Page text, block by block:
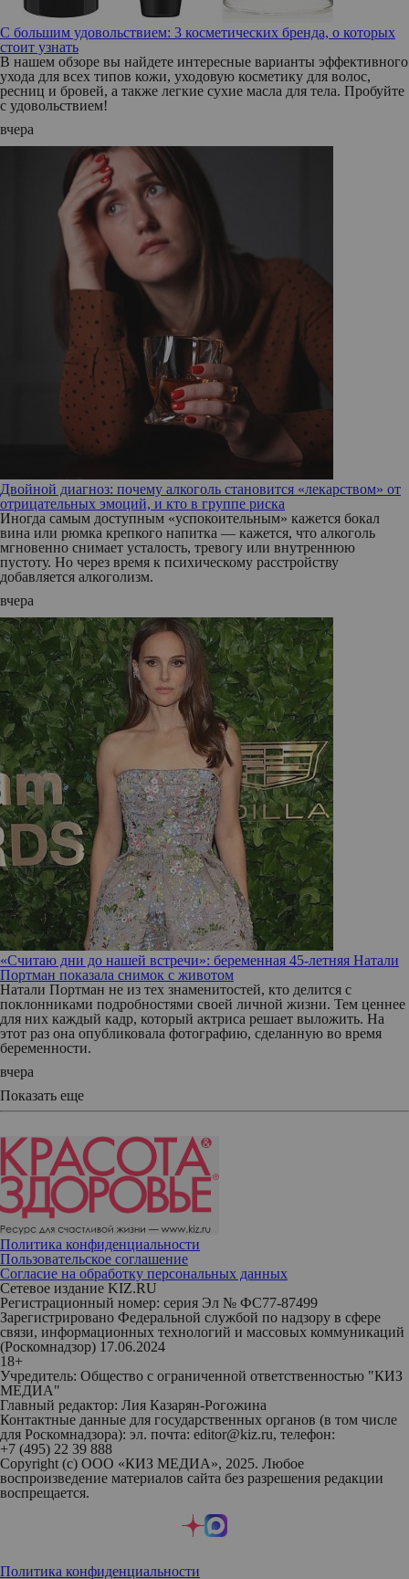
С большим удовольствием: 3 косметических бренда, о которых
стоит узнать
В нашем обзоре вы найдете интересные варианты эффективного
ухода для всех типов кожи, уходовую косметику для волос,
ресниц и бровей, а также легкие сухие масла для тела. Пробуйте
с удовольствием!
вчера
Двойной диагноз: почему алкоголь становится «лекарством» от
отрицательных эмоций, и кто в группе риска
Иногда самым доступным «успокоительным» кажется бокал
вина или рюмка крепкого напитка — кажется, что алкоголь
мгновенно снимает усталость, тревогу или внутреннюю
пустоту. Но через время к психическому расстройству
добавляется алкоголизм.
вчера
«Считаю дни до нашей встречи»: беременная 45-летняя Натали
Портман показала снимок с животом
Натали Портман не из тех знаменитостей, кто делится с
поклонниками подробностями своей личной жизни. Тем ценнее
для них каждый кадр, который актриса решает выложить. На
этот раз она опубликовала фотографию, сделанную во время
беременности.
вчера
Показать еще
Политика конфиденциальности
Пользовательское соглашение
Согласие на обработку персональных данных
Сетевое издание KIZ.RU
Регистрационный номер: серия Эл № ФС77-87499
Зарегистрировано Федеральной службой по надзору в сфере
связи, информационных технологий и массовых коммуникаций
(Роскомнадзор) 17.06.2024
18+
Учредитель: Общество с ограниченной ответственностью "КИЗ
МЕДИА"
Главный редактор: Лия Казарян-Рогожина
Контактные данные для государственных органов (в том числе
для Роскомнадзора): эл. почта: editor@kiz.ru, телефон:
+7 (495) 22 39 888
Copyright (с) ООО «КИЗ МЕДИА», 2025. Любое
воспроизведение материалов сайта без разрешения редакции
воспрещается.
Политика конфиденциальности